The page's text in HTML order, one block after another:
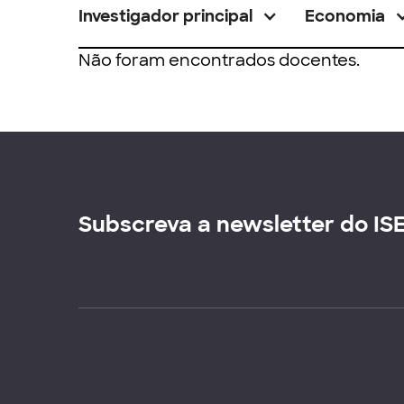
Investigador principal Economia
Não foram encontrados docentes.
Subscreva a newsletter do